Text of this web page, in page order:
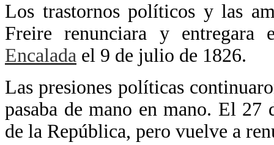
Los trastornos políticos y las
Freire renunciara y
Encalada el 9 de julio de 1826.
Las presiones políticas
pasaba de mano en mano. El 27
de la República, pero vuelve a